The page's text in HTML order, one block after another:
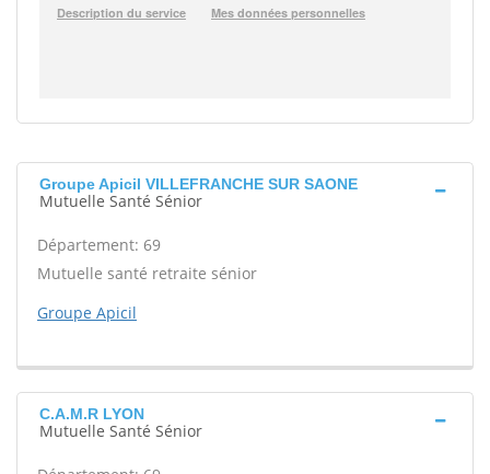
Groupe Apicil VILLEFRANCHE SUR SAONE
Mutuelle Santé Sénior
Département: 69
Mutuelle santé retraite sénior
Groupe Apicil
C.A.M.R LYON
Mutuelle Santé Sénior